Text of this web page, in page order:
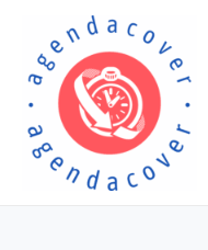
content